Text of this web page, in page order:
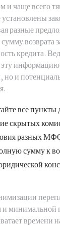
чаще всего
установлены
разные
возврата
кредита.
но и
все пункты
скрытых
разных
сумму к
минимальной
времени